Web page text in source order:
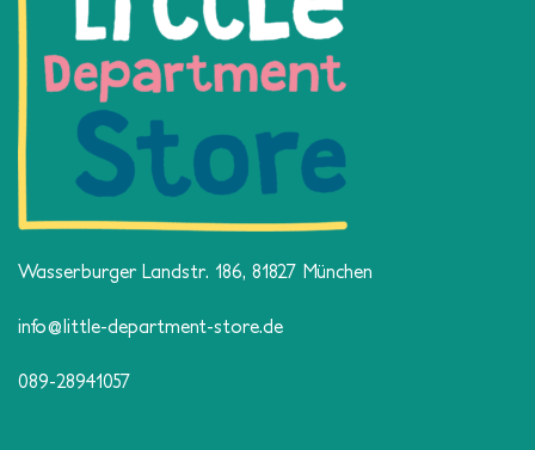
Wasserburger Landstr. 186, 81827 München
info@little-department-store.de
089-28941057